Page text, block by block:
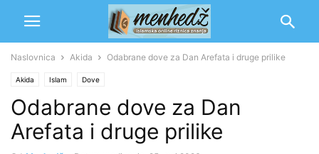
Naslovnica Akida Odabrane dove za Dan Arefata i druge prilike
Akida Islam Dove
Odabrane dove za Dan
Arefata i druge prilike